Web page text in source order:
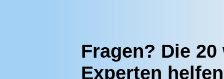
Fragen? Die
Experten